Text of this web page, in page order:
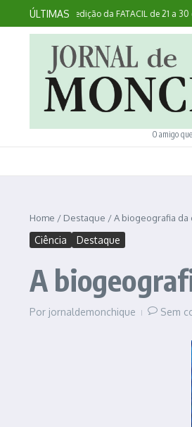
Ir para o conteúdo
ÚLTIMAS
realiza 45ª edição da FATACIL de 21 a 30 de
O amigo
Home / Destaque /A biogeografia da
Ciência Destaque
A
Por jornaldemonchique Sem